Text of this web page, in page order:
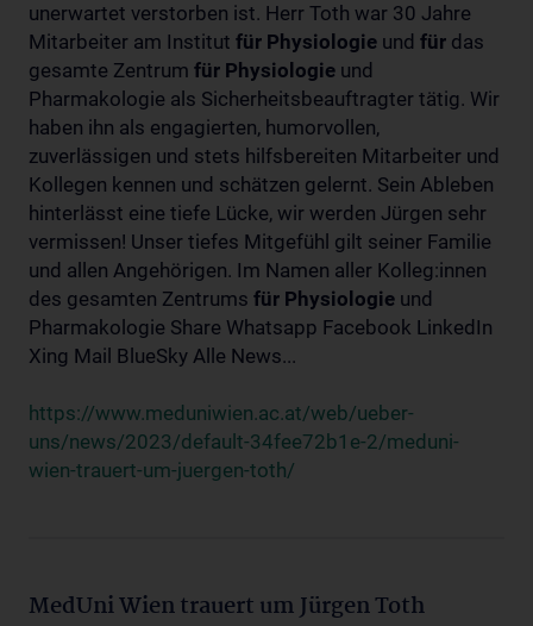
unerwartet verstorben ist. Herr Toth war 30 Jahre
Mitarbeiter am Institut für Physiologie und für das
gesamte Zentrum für Physiologie und
Pharmakologie als Sicherheitsbeauftragter tätig. Wir
haben ihn als engagierten, humorvollen,
zuverlässigen und stets hilfsbereiten Mitarbeiter und
Kollegen kennen und schätzen gelernt. Sein Ableben
hinterlässt eine tiefe Lücke, wir werden Jürgen sehr
vermissen! Unser tiefes Mitgefühl gilt seiner Familie
und allen Angehörigen. Im Namen aller Kolleg:innen
des gesamten Zentrums für Physiologie und
Pharmakologie Share Whatsapp Facebook LinkedIn
Xing Mail BlueSky Alle News...
https://www.meduniwien.ac.at/web/ueber-
uns/news/2023/default-34fee72b1e-2/meduni-
wien-trauert-um-juergen-toth/
MedUni Wien trauert um Jürgen Toth